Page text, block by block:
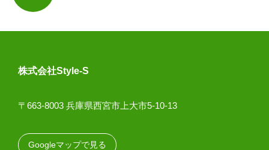
株式会社Style-S
〒663-8003 兵庫県西宮市上大市5-10-13
Googleマップで見る